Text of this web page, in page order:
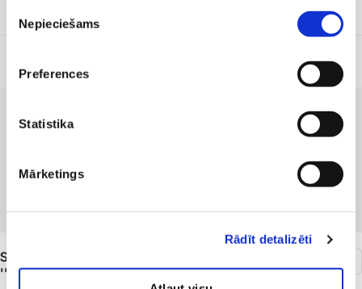
izvēle
Nepieciešams
Preferences
Statistika
Mārketings
Rādīt detalizēti
Filiāles, kurās pieejams
SIA ''Veselības centrs 4'' Estētiskās medicīnas klīnika
''4. Dimensija''